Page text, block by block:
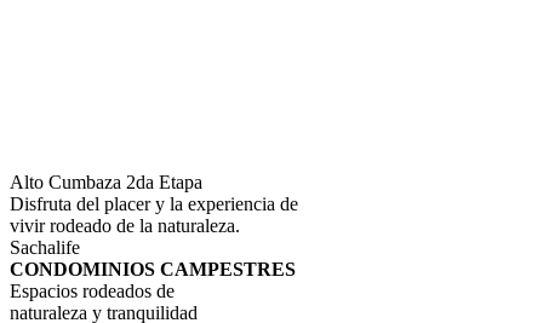
Alto Cumbaza 2da Etapa
Disfruta del placer y la experiencia de
vivir rodeado de la naturaleza.
Sachalife
CONDOMINIOS CAMPESTRES
Espacios rodeados de
naturaleza y tranquilidad